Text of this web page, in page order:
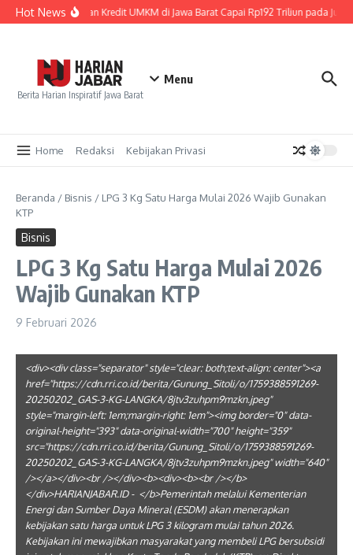
Lewati ke konten
Hot NewsPenyaluran Kredit UMKM di Jawa Barat Capai Rp192 Triliun pada Juni
Berita Harian Inspiratif Jawa Barat
Menu
Home Redaksi Kebijakan Privasi
Beranda / Bisnis / LPG 3 Kg Satu Harga Mulai 2026 Wajib Gunakan
KTP
Bisnis
LPG 3 Kg Satu Harga Mulai 2026
Wajib Gunakan KTP
9 Februari 2026
<div><div class="separator" style="clear: both;text-align: center"><a
href="https://cdn.rri.co.id/berita/Gunung_Sitoli/o/1759388591269-
20250202_GAS-3-KG-LANGKA/8jtv3zuhpm9mzkn.jpeg"
style="margin-left: 1em;margin-right: 1em"><img border="0" data-
original-height="393" data-original-width="700" height="359"
src="https://cdn.rri.co.id/berita/Gunung_Sitoli/o/1759388591269-
20250202_GAS-3-KG-LANGKA/8jtv3zuhpm9mzkn.jpeg" width="640"
/></a></div><br /></div><b><div><b><br /></b>
</div>HARIANJABAR.ID - </b>Pemerintah melalui Kementerian
Energi dan Sumber Daya Mineral (ESDM) akan menerapkan
kebijakan satu harga untuk LPG 3 kilogram mulai tahun 2026.
Kebijakan ini mewajibkan masyarakat yang membeli LPG bersubsidi